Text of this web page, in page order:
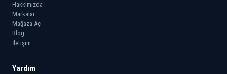
Hakkımızda
Markalar
Mağaza Aç
Blog
İletişim
Yardım